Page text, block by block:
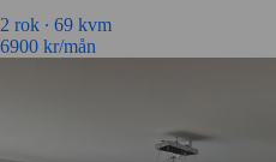
2 rok ∙ 69 kvm
6900 kr/mån